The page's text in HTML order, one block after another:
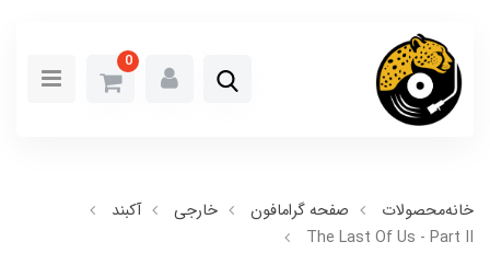
0
خانهمحصولات صفحه گرامافون خارجی
آکبند
The Last Of Us - Part II